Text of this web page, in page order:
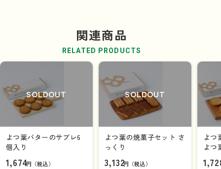
×3個
詳しくはこちら
関連商品
RELATED PRODUCTS
SOLDOUT
よつ葉バターのサブレ6
個入り
1,674円（税込）
SOLDOUT
よつ葉の焼菓子セット さ
っくり
3,132円（税込）
よつ
よつ